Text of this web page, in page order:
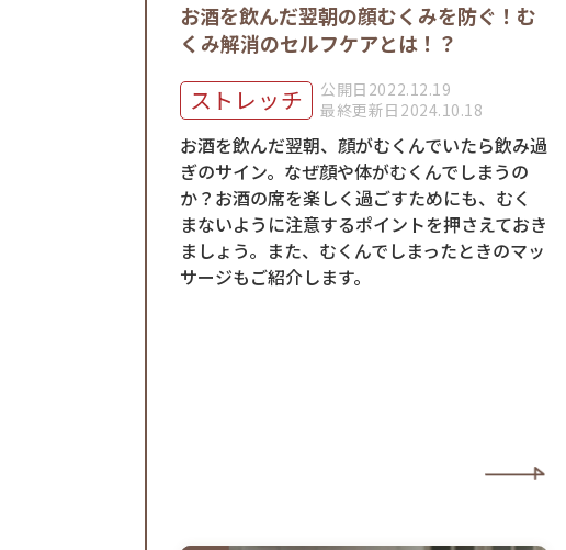
お酒を飲んだ翌朝の顔むくみを防ぐ！む
くみ解消のセルフケアとは！？
ストレッチ
公開日2022.12.19
最終更新日2024.10.18
お酒を飲んだ翌朝、顔がむくんでいたら飲み過
ぎのサイン。なぜ顔や体がむくんでしまうの
か？お酒の席を楽しく過ごすためにも、むく
まないように注意するポイントを押さえておき
ましょう。また、むくんでしまったときのマッ
サージもご紹介します。